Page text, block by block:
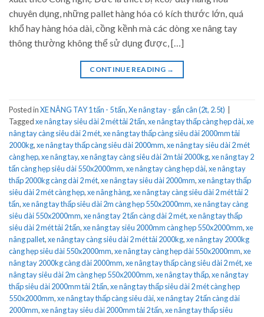
chuyên dụng, những pallet hàng hóa có kích thước lớn, quá
khổ hay hàng hóa dài, cồng kềnh mà các dòng xe nâng tay
thông thường không thể sử dụng được, […]
CONTINUE READING →
Posted inXE NÂNG TAY 1 tấn - 5 tấn,Xe nâng tay - gắn cân (2t, 2.5t)
Taggedxe nâng tay siêu dài 2 mét tải 2 tấn,xe nâng tay thấp càng hẹp dài,xe
nâng tay càng siêu dài 2 mét,xe nâng tay thấp càng siêu dài 2000mm tải
2000kg,xe nâng tay thấp càng siêu dài 2000mm,xe nâng tay siêu dài 2 mét
càng hẹp,xe nâng tay,xe nâng tay càng siêu dài 2m tải 2000kg,xe nâng tay 2
tấn càng hẹp siêu dài 550x2000mm,xe nâng tay càng hẹp dài,xe nâng tay
thấp 2000kg càng dài 2 mét,xe nâng tay siêu dài 2000mm,xe nâng tay thấp
siêu dài 2 mét càng hẹp,xe nâng hàng,xe nâng tay càng siêu dài 2 mét tải 2
tấn,xe nâng tay thấp siêu dài 2m càng hẹp 550x2000mm,xe nâng tay càng
siêu dài 550x2000mm,xe nâng tay 2 tấn càng dài 2 mét,xe nâng tay thấp
siêu dài 2 mét tải 2 tấn,xe nâng tay siêu 2000mm càng hẹp 550x2000mm,xe
nâng pallet,xe nâng tay càng siêu dài 2 mét tải 2000kg,xe nâng tay 2000kg
càng hẹp siêu dài 550x2000mm,xe nâng tay càng hẹp dài 550x2000mm,xe
nâng tay 2000kg càng dài 2000mm,xe nâng tay thấp càng siêu dài 2 mét,xe
nâng tay siêu dài 2m càng hẹp 550x2000mm,xe nâng tay thấp,xe nâng tay
thấp siêu dài 2000mm tải 2 tấn,xe nâng tay thấp siêu dài 2 mét càng hẹp
550x2000mm,xe nâng tay thấp càng siêu dài,xe nâng tay 2 tấn càng dài
2000mm,xe nâng tay siêu dài 2000mm tải 2 tấn,xe nâng tay thấp siêu